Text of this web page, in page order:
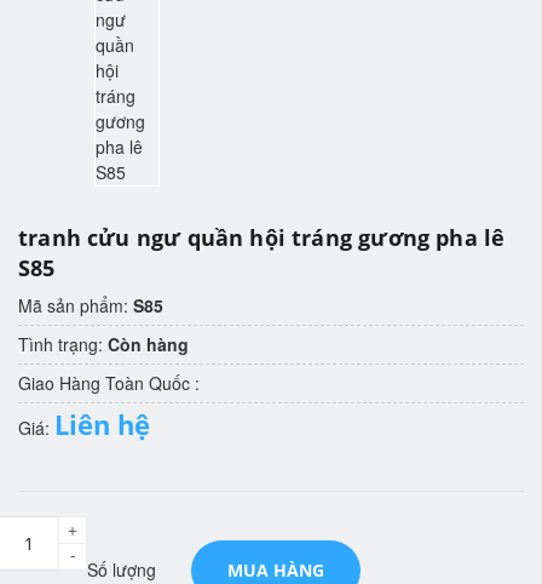
tranh cửu ngư quần hội tráng gương pha lê
S85
Mã sản phẩm: S85
Tình trạng: Còn hàng
Giao Hàng Toàn Quốc :
Giá: Liên hệ
Số lượng
-
+
MUA HÀNG